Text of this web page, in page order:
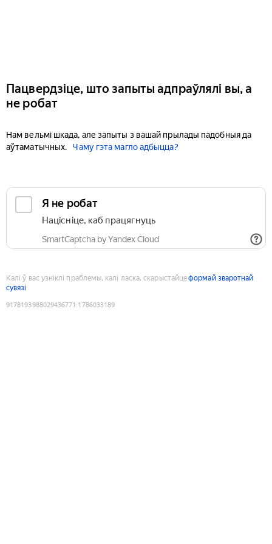
Пацвердзіце, што запыты адпраўлялі вы, а
не робат
Нам вельмі шкада, але запыты з вашай прылады падобныя да
аўтаматычных.
Чаму гэта магло адбыцца?
Я не робат
Націсніце, каб працягнуць
SmartCaptcha by Yandex Cloud
Калі ў вас узніклі праблемы, калі ласка, скарыстайцеформай зваротнай
сувязі
9178193988029436771 :1786033189